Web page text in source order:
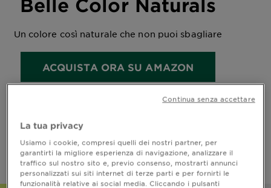
Belle Color Naturals
Un colore così naturale che non puoi sbagliare
ACQUISTA ORA SU AMAZON
Home Belle Color Naturals
La tua privacy
Usiamo i cookie, compresi quelli dei nostri partner, per
garantirti la migliore esperienza di navigazione, analizzare il
traffico sul nostro sito e, previo consenso, mostrarti annunci
personalizzati sui siti internet di terze parti e per fornirti le
funzionalità relative ai social media. Cliccando i pulsanti
Continua senza accettare